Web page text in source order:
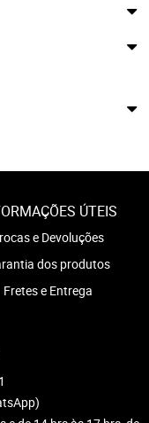
ÚTEIS
e Devoluções
dos produtos
Fretes e Entrega